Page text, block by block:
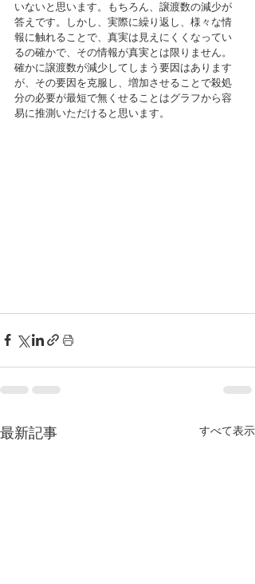
いないと思います。もちろん、譲渡数の減少が
答えです。しかし、実際に繰り返し、様々な情
報に触れることで、真実は見えにくくなってい
るの確かで、その情報が真実とは限りません。
確かに譲渡数が減少してしまう要因はあります
が、その要因を克服し、増加させることで殺処
分の必要が最短で無くせることはグラフから容
易に推測いただけると思います。
最新記事 すべて表示